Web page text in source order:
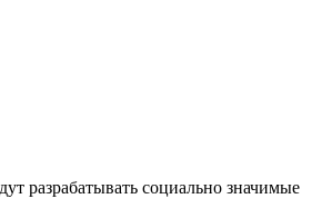
разрабатывать социально значимые